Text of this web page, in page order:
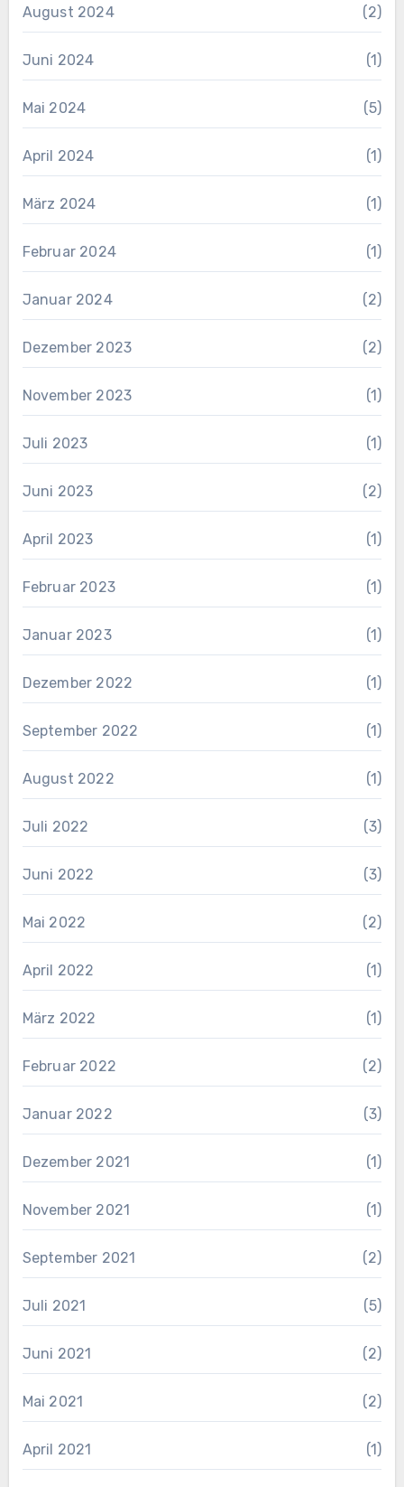
August 2024 (2)
Juni 2024 (1)
Mai 2024 (5)
April 2024 (1)
März 2024 (1)
Februar 2024 (1)
Januar 2024 (2)
Dezember 2023 (2)
November 2023 (1)
Juli 2023 (1)
Juni 2023 (2)
April 2023 (1)
Februar 2023 (1)
Januar 2023 (1)
Dezember 2022 (1)
September 2022 (1)
August 2022 (1)
Juli 2022 (3)
Juni 2022 (3)
Mai 2022 (2)
April 2022 (1)
März 2022 (1)
Februar 2022 (2)
Januar 2022 (3)
Dezember 2021 (1)
November 2021 (1)
September 2021 (2)
Juli 2021 (5)
Juni 2021 (2)
Mai 2021 (2)
April 2021 (1)